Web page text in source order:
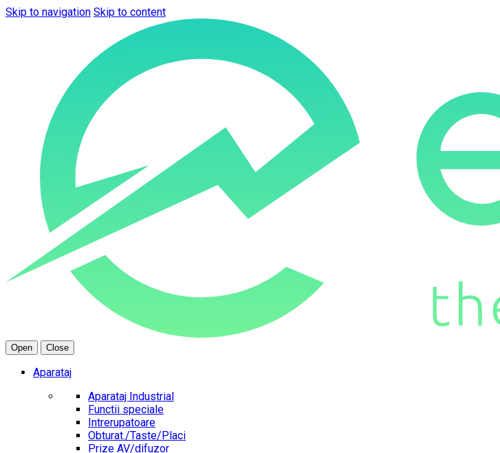
Skip to navigation Skip to content
Open Close
Aparataj
Aparataj Industrial
Functii speciale
Intrerupatoare
Obturat./Taste/Placi
Prize AV/difuzor